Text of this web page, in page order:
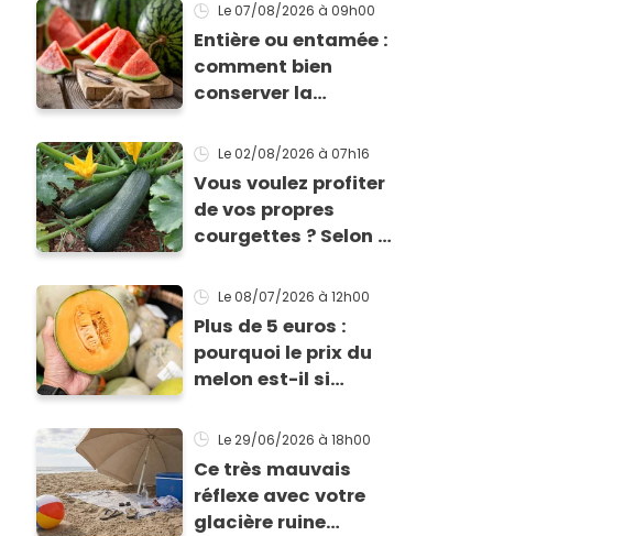
Le 07/08/2026 à 09h00
Entière ou entamée :
comment bien
conserver la
Le 02/08/2026 à 07h16
Vous voulez profiter
de vos propres
courgettes ? Selon ce
temps de les planter
pour les récolter dès
la fin de l’été !
Le 08/07/2026 à 12h00
Plus de 5 euros :
pourquoi le prix du
melon est-il si
début de saison
estivale ?
Le 29/06/2026 à 18h00
Ce très mauvais
réflexe avec votre
glacière ruine